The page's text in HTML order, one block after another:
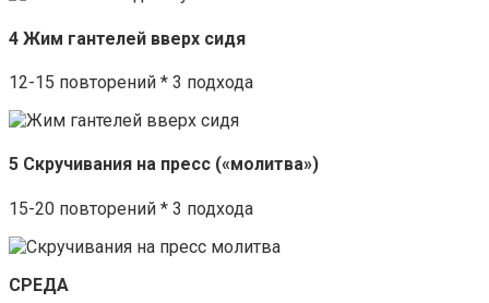
4 Жим гантелей вверх сидя
12-15 повторений * 3 подхода
5 Скручивания на пресс («молитва»)
15-20 повторений * 3 подхода
СРЕДА